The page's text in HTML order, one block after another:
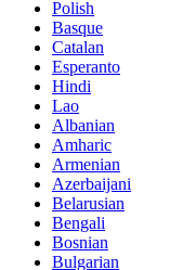
Polish
Basque
Catalan
Esperanto
Hindi
Lao
Albanian
Amharic
Armenian
Azerbaijani
Belarusian
Bengali
Bosnian
Bulgarian